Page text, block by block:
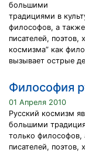
большими
традициями в
философов, а
писателей, поэтов,
космизма” как
вызывает острые
Философия
01 Апреля 2010
Русский космизм
большими
только философов,
писателей, поэтов,